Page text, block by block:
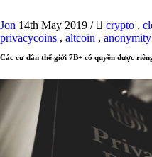
Jon 14th May 2019 / crypto ,
privacycoins , altcoin , anonymity
Các cư dân thế giới 7B+ có quyền được